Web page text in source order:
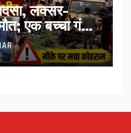
लक्सर-
एक बच्चा गंभीर